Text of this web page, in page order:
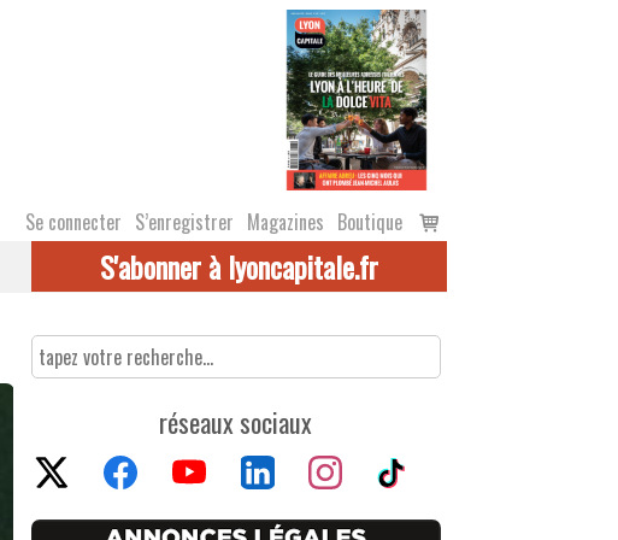
Se connecter S’enregistrer Magazines Boutique
Voir
le
S'abonner à lyoncapitale.fr
réseaux sociaux